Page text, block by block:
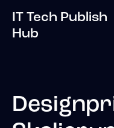
IT Tech Publish
Hub